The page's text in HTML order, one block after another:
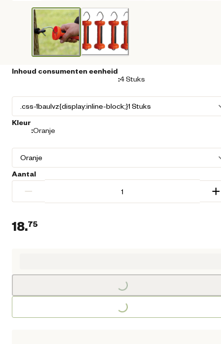
Inhoud consumenten eenheid
:4 Stuks
Kleur
:Oranje
Aantal
− +
18.75
Loading...
Loading...